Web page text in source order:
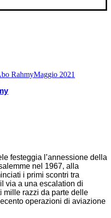
RahmyMaggio 2021
festeggia l’annessione della
nel 1967, alla
i primi scontri tra
via a una escalation di
mille razzi da parte delle
operazioni di aviazione